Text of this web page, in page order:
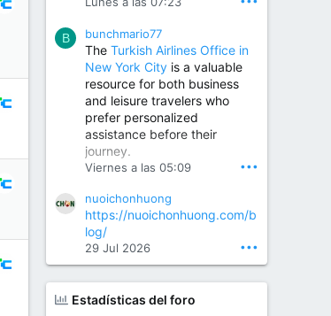
placement, reduced pain,
improved joint function,
helping patients return to an
active and comfortable
lifestyle.
Orthopedic Surgeon in Kondapur | Best Orthopedic Doctor in Kondapur | Dr. M. Ranganath Reddy
Consult Dr. M. Ranganath
Reddy, the best...
www.drranganathreddy.co
m
B bunchmario77
The Turkish Airlines Office in
New York City is a valuable
resource for both business
and leisure travelers who
prefer personalized
assistance before their
journey.
Viernes a las 05:09 •••
nuoichonhuong
https://nuoichonhuong.com/b
log/
29 Jul 2026 •••
Estadísticas del foro